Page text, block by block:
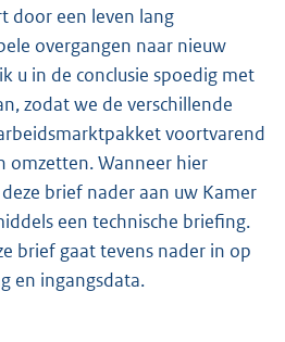
door een leven lang
overgangen naar nieuw
u in de conclusie spoedig met
zodat we de verschillende
voortvarend
omzetten. Wanneer hier
brief nader aan uw Kamer
een technische briefing.
brief gaat tevens nader in op
en ingangsdata.